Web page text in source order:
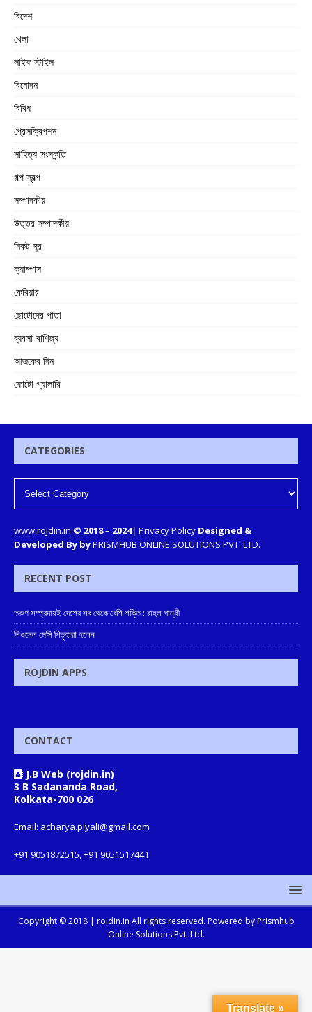
বিদেশ
খেলা
লাইফ স্টাইল
বিনোদন
বিবিধ
প্রেসক্রিপশন
সাহিত্য-সংস্কৃতি
গল্প স্বল্প
সম্পাদকীয়
উত্তর সম্পাদকীয়
নিকট-দূর
ক্যাম্পাস
কেরিয়ার
ছোটোদের পাতা
ব্যবসা-বাণিজ্য
আজকের দিন
ফোটো গ্যালারি
CATEGORIES
www.rojdin.in © 2018– 2024| Privacy Policy Designed &
Developed By byPRISMHUB ONLINE SOLUTIONS PVT. LTD.
RECENT POST
তরুণ সম্প্রদায়ই দেশের সব থেকে বেশি শক্তি : রাহুল গান্ধী
লিওনেল মেসি পিতৃহারা হলেন
ROJDIN APPS
CONTACT
J.B Web (rojdin.in)
3 B Sadananda Road,
Kolkata-700 026
Email: acharya.piyali@gmail.com
+91 9051872515, +91 9051517441
Copyright © 2018 | rojdin.in All rights reserved. Powered by Prismhub
Online Solutions Pvt. Ltd.
Translate »